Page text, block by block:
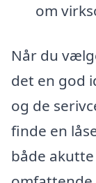
om
Når du
det en god
og de
finde en
både